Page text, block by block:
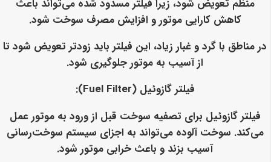
منظم تعویض شود، زیرا فیلتر مسدود شده می‌تواند باعث
کاهش کارایی موتور و افزایش مصرف سوخت شود.
در مناطق با گرد و غبار زیاد، این فیلتر باید زودتر تعویض شود تا
از آسیب به موتور جلوگیری شود.
فیلتر گازوئیل (Fuel Filter):
فیلتر گازوئیل برای تصفیه سوخت قبل از ورود به موتور عمل
می‌کند. سوخت آلوده می‌تواند به اجزای سیستم سوخت‌رسانی
آسیب بزند و باعث خرابی موتور شود.